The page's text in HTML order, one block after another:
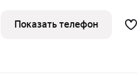
планировок квартир до отделки
Строительство комплекса
Показать телефон